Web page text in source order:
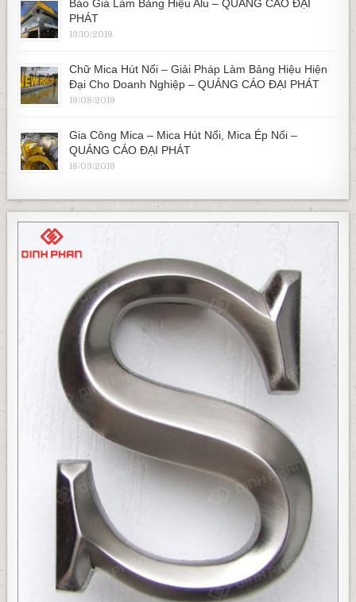
Báo Giá Làm Bảng Hiệu Alu – QUẢNG CÁO ĐẠI
PHÁT
13/10/2019
Chữ Mica Hút Nổi – Giải Pháp Làm Bảng Hiệu Hiện
Đại Cho Doanh Nghiệp – QUẢNG CÁO ĐẠI PHÁT
19/08/2019
Gia Công Mica – Mica Hút Nổi, Mica Ép Nổi –
QUẢNG CÁO ĐẠI PHÁT
18/03/2019